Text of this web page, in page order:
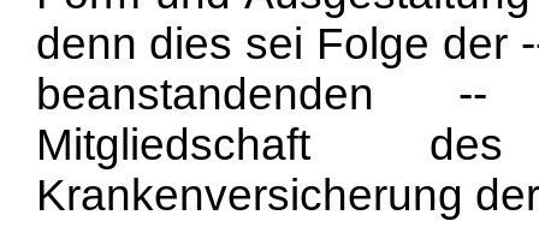
denn dies sei Folge der
beanstandenden --
Mitgliedschaft
Krankenversicherung